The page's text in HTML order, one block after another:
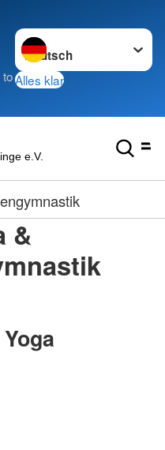
Sprache wechseln zu
Alles klar
e.V.
&